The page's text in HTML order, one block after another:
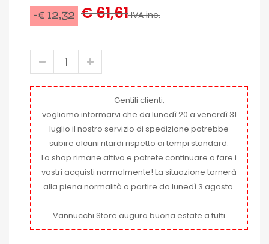
-€ 12,32 € 61,61IVA inc.
Gentili clienti,
vogliamo informarvi che da lunedì 20 a venerdì 31
luglio il nostro servizio di spedizione potrebbe
subire alcuni ritardi rispetto ai tempi standard.
Lo shop rimane attivo e potrete continuare a fare i
vostri acquisti normalmente! La situazione tornerà
alla piena normalità a partire da lunedì 3 agosto.
Vannucchi Store augura buona estate a tutti